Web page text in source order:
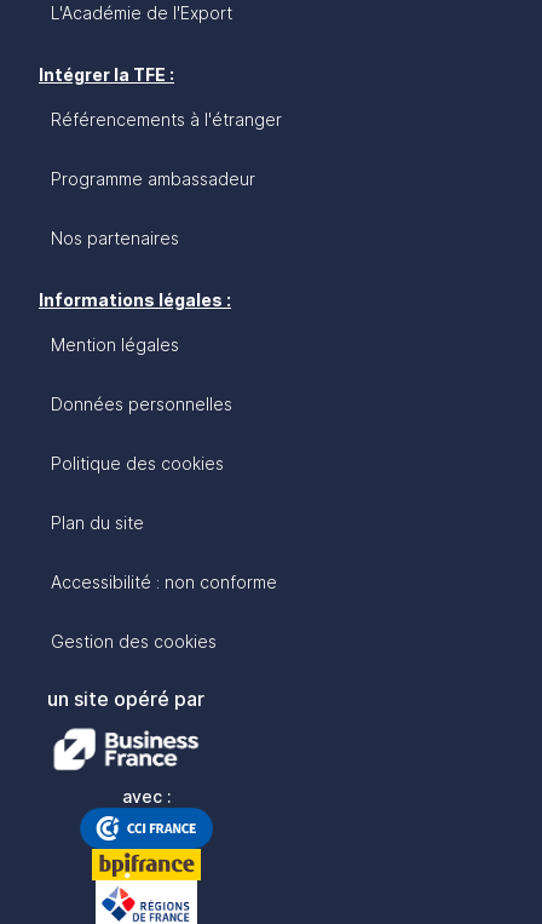
L'Académie de l'Export
Intégrer la TFE :
Référencements à l'étranger
Programme ambassadeur
Nos partenaires
Informations légales :
Mention légales
Données personnelles
Politique des cookies
Plan du site
Accessibilité : non conforme
Gestion des cookies
un site opéré par
avec :